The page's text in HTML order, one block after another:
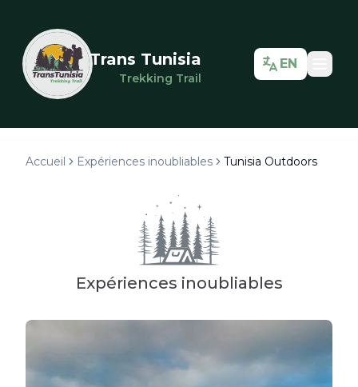
Trans Tunisia
Trekking Trail
EN
Accueil Expériences inoubliables Tunisia Outdoors
Expériences inoubliables